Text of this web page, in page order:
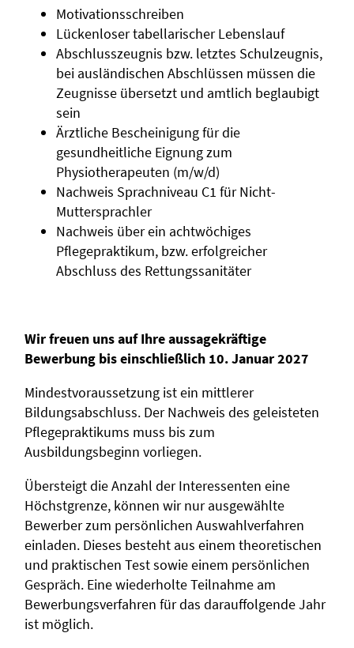
Motivationsschreiben
Lückenloser tabellarischer Lebenslauf
Abschlusszeugnis bzw. letztes Schulzeugnis,
bei ausländischen Abschlüssen müssen die
Zeugnisse übersetzt und amtlich beglaubigt
sein
Ärztliche Bescheinigung für die
gesundheitliche Eignung zum
Physiotherapeuten (m/w/d)
Nachweis Sprachniveau C1 für Nicht-
Muttersprachler
Nachweis über ein achtwöchiges
Pflegepraktikum, bzw. erfolgreicher
Abschluss des Rettungssanitäter
Wir freuen uns auf Ihre aussagekräftige
Bewerbung bis einschließlich 10. Januar2027
Mindestvoraussetzung ist ein mittlerer
Bildungsabschluss. Der Nachweis des geleisteten
Pflegepraktikums muss bis zum
Ausbildungsbeginn vorliegen.
Übersteigt die Anzahl der Interessenten eine
Höchstgrenze, können wir nur ausgewählte
Bewerber zum persönlichen Auswahlverfahren
einladen. Dieses besteht aus einem theoretischen
und praktischen Test sowie einem persönlichen
Gespräch. Eine wiederholte Teilnahme am
Bewerbungsverfahren für das darauffolgende Jahr
ist möglich.